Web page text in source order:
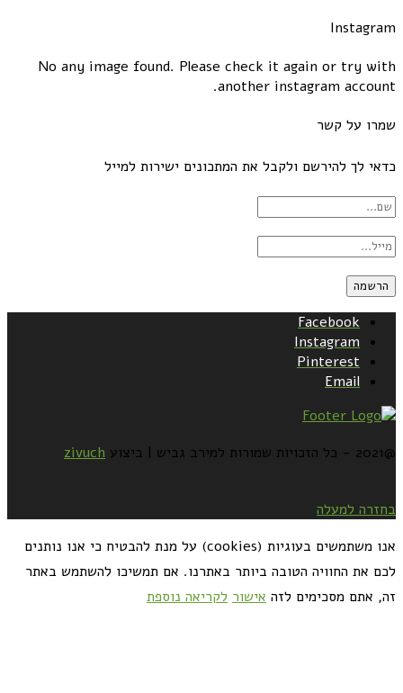
Instagram
No any image found. Please check it again or try with
another instagram account.
שמרו על קשר
כדאי לך להירשם ולקבל את המתכונים ישירות למייל
Facebook
Instagram
Pinterest
Email
@2021 - כל הזכויות שמורות למירב גביש | ביצוע zivuch
בחזרה למעלה
אנו משתמשים בעוגיות (cookies) על מנת להבטיח כי אנו נותנים
לכם את החוויה הטובה ביותר באתרנו. אם תמשיכו להשתמש באתר
זה, אתם מסכימים לזה אישור לקריאה נוספת